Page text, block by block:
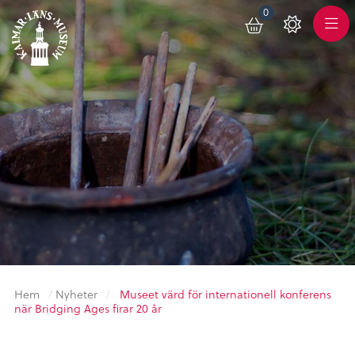
Varukorg
0 Toggle
Color
Scheme
Meny
Hem / Nyheter /
Museet värd för internationell konferens
när Bridging Ages firar 20 år